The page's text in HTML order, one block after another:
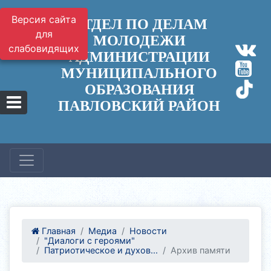
Версия сайта
для
слабовидящих
ОТДЕЛ ПО ДЕЛАМ
МОЛОДЕЖИ
АДМИНИСТРАЦИИ
МУНИЦИПАЛЬНОГО
ОБРАЗОВАНИЯ
ПАВЛОВСКИЙ РАЙОН
Главная Медиа
Новости
"Диалоги с героями"
Патриотическое и духов...
Архив памяти